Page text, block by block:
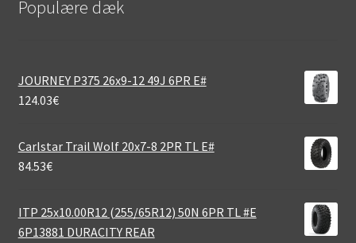
Populære dæk
JOURNEY P375 26x9-12 49J 6PR E#
124.03€
Carlstar Trail Wolf 20x7-8 2PR TL E#
84.53€
ITP 25x10.00R12 (255/65R12) 50N 6PR TL #E
6P13881 DURACITY REAR